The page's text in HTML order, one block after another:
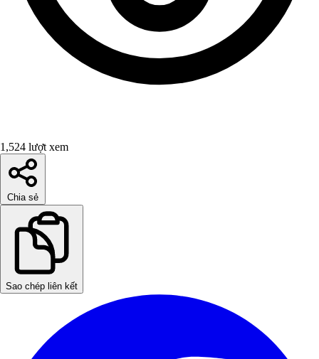
1,524 lượt xem
Chia sẻ
Sao chép liên kết